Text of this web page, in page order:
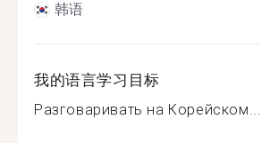
韩语
我的语言学习目标
Разговаривать на Корейском...